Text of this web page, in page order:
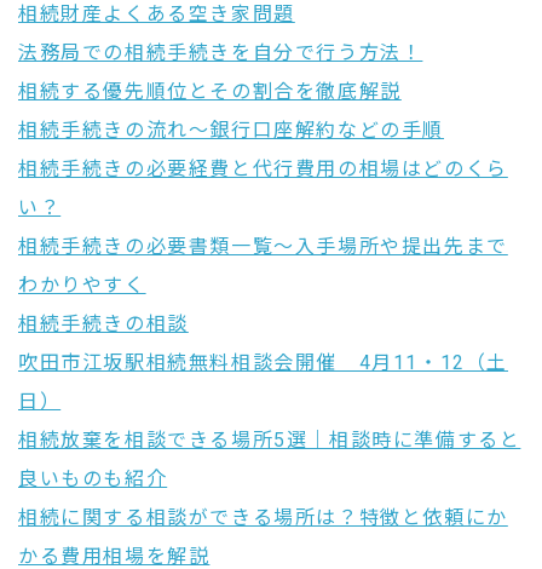
相続財産よくある空き家問題
法務局での相続手続きを自分で行う方法！
相続する優先順位とその割合を徹底解説
相続手続きの流れ〜銀行口座解約などの手順
相続手続きの必要経費と代行費用の相場はどのくら
い？
相続手続きの必要書類一覧〜入手場所や提出先まで
わかりやすく
相続手続きの相談
吹田市江坂駅相続無料相談会開催 4月11・12（土
日）
相続放棄を相談できる場所5選｜相談時に準備すると
良いものも紹介
相続に関する相談ができる場所は？特徴と依頼にか
かる費用相場を解説